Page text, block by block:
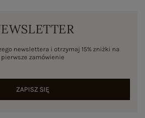
newslettera i otrzymaj 15% zniżki na
pierwsze zamówienie
ZAPISZ SIĘ